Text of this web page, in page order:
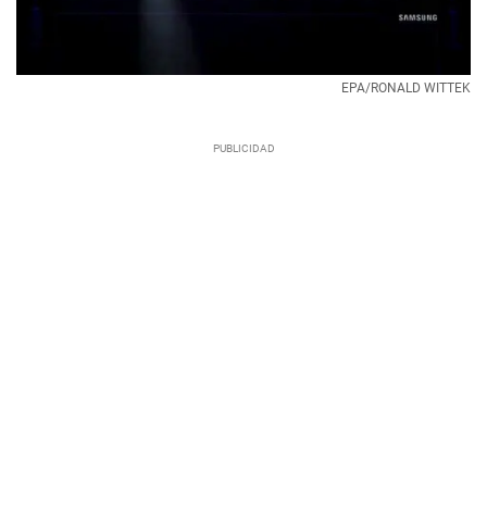
EPA/RONALD WITTEK